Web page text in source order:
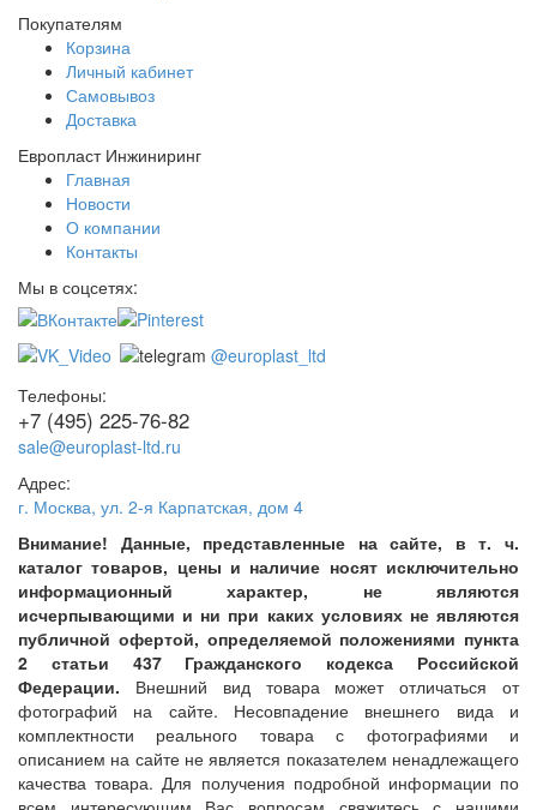
Покупателям
Корзина
Личный кабинет
Самовывоз
Доставка
Европласт Инжиниринг
Главная
Новости
О компании
Контакты
Мы в соцсетях:
@europlast_ltd
Телефоны:
+7 (495) 225-76-82
sale@europlast-ltd.ru
Адрес:
г. Москва, ул. 2-я Карпатская, дом 4
Внимание! Данные, представленные на сайте, в т. ч.
каталог товаров, цены и наличие носят исключительно
информационный характер, не являются
исчерпывающими и ни при каких условиях не являются
публичной офертой, определяемой положениями пункта
2 статьи 437 Гражданского кодекса Российской
Федерации. Внешний вид товара может отличаться от
фотографий на сайте. Несовпадение внешнего вида и
комплектности реального товара с фотографиями и
описанием на сайте не является показателем ненадлежащего
качества товара. Для получения подробной информации по